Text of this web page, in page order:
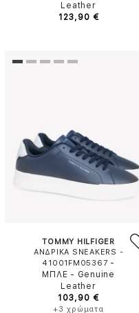
Leather
123,90 €
TOMMY HILFIGER
ΑΝΔΡΙΚΑ SNEAKERS -
41001FM05367 -
ΜΠΛΕ - Genuine
Leather
103,90 €
+3 χρώματα